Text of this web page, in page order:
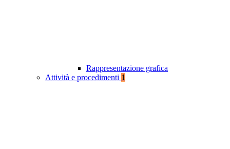
Rappresentazione grafica
Attività e procedimenti 1